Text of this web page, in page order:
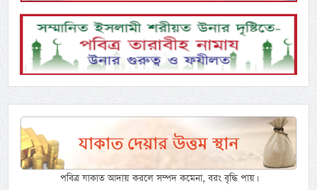
পবিত্র যাকাত আদায় করলে সম্পদ কমেনা, বরং বৃদ্ধি পায়।